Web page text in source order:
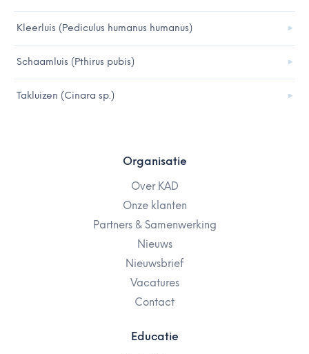
Kleerluis (Pediculus humanus humanus)
Schaamluis (Pthirus pubis)
Takluizen (Cinara sp.)
Organisatie
Over KAD
Onze klanten
Partners & Samenwerking
Nieuws
Nieuwsbrief
Vacatures
Contact
Educatie